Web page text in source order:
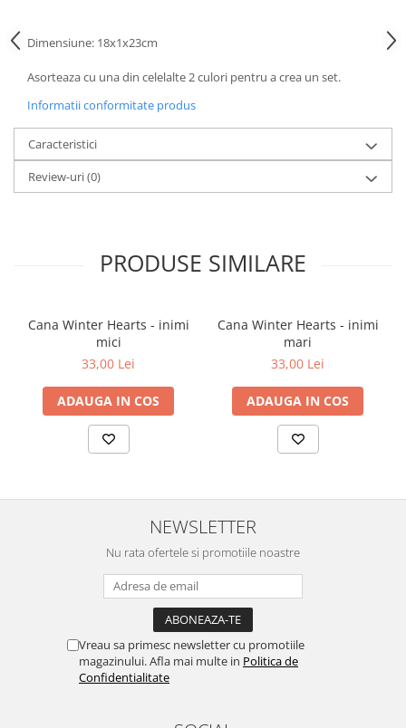
Dimensiune: 18x1x23cm
Asorteaza cu una din celelalte 2 culori pentru a crea un set.
Informatii conformitate produs
Caracteristici
Review-uri(0)
PRODUSE SIMILARE
Cana Winter Hearts - inimi
mici
33,00 Lei
ADAUGA IN COS
Cana Winter Hearts - inimi
mari
33,00 Lei
ADAUGA IN COS
NEWSLETTER
Nu rata ofertele si promotiile noastre
Vreau sa primesc newsletter cu promotiile
magazinului. Afla mai multe in Politica de
Confidentialitate